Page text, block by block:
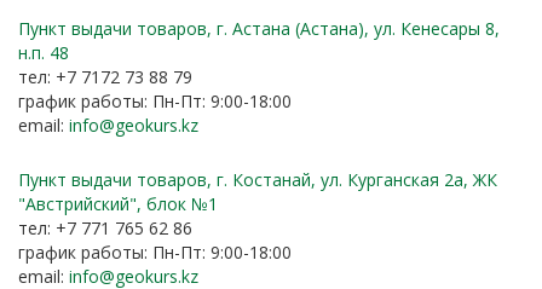
Пункт выдачи товаров, г. Астана (Астана), ул. Кенесары 8,
н.п. 48
тел: +7 7172 73 88 79
график работы: Пн-Пт: 9:00-18:00
email: info@geokurs.kz
Пункт выдачи товаров, г. Костанай, ул. Курганская 2а, ЖК
"Австрийский", блок №1
тел: +7 771 765 62 86
график работы: Пн-Пт: 9:00-18:00
email: info@geokurs.kz